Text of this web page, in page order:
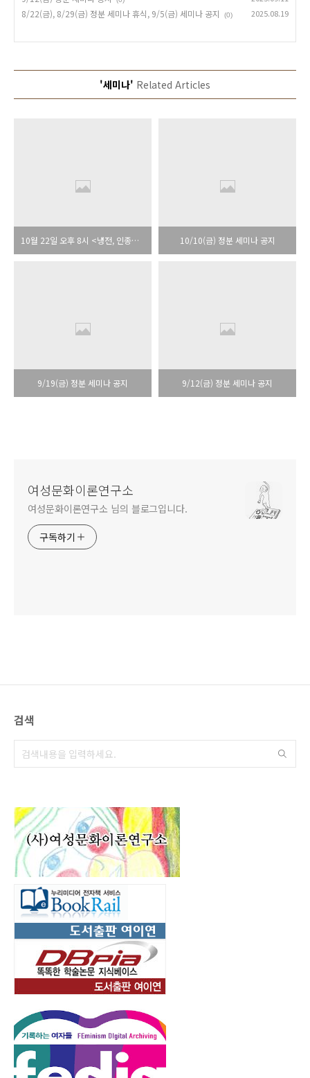
8/22(금), 8/29(금) 정분 세미나 휴식, 9/5(금) 세미나 공지 (0) 2025.08.19
'세미나' Related Articles
10월 22일 오후 8시 <냉전, 인종주의 섹슈얼리티> 세미나 10/10(금) 정분 세미나 공지
9/19(금) 정분 세미나 공지 9/12(금) 정분 세미나 공지
여성문화이론연구소
여성문화이론연구소 님의 블로그입니다.
구독하기
검색